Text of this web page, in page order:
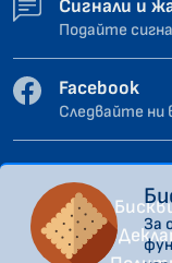
Сигнали и
Подайте
Facebook
Следвайте ни
За